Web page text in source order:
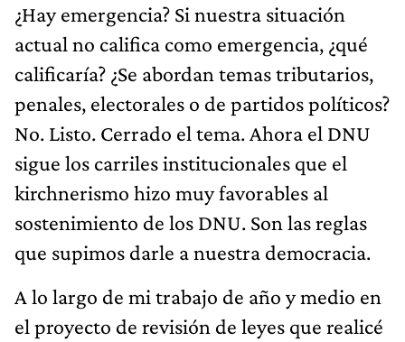
¿Hay emergencia? Si nuestra situación
actual no califica como emergencia, ¿qué
calificaría? ¿Se abordan temas tributarios,
penales, electorales o de partidos políticos?
No. Listo. Cerrado el tema. Ahora el DNU
sigue los carriles institucionales que el
kirchnerismo hizo muy favorables al
sostenimiento de los DNU. Son las reglas
que supimos darle a nuestra democracia.
A lo largo de mi trabajo de año y medio en
el proyecto de revisión de leyes que realicé